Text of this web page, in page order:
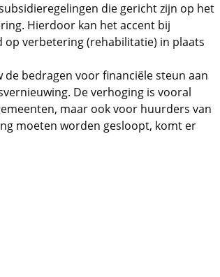
die gericht zijn op het
Hierdoor kan het accent bij
verbetering (rehabilitatie) in plaats
bedragen voor financiële steun aan
De verhoging is vooral
maar ook voor huurders van
moeten worden gesloopt, komt er